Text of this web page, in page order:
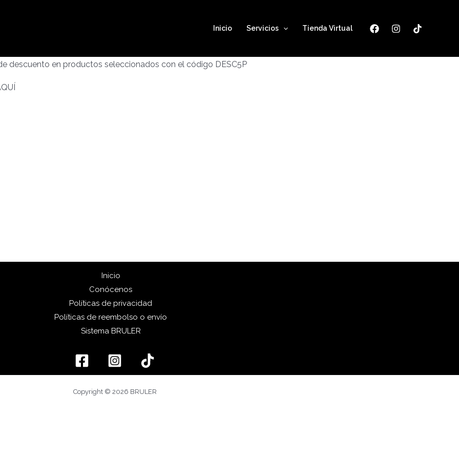
Inicio Servicios Tienda Virtual
descuento en productos seleccionados con el código DESC5P
Inicio
Conócenos
Políticas de privacidad
Políticas de reembolso o envío
Sistema BRULER
Copyright © 2026 BRULER